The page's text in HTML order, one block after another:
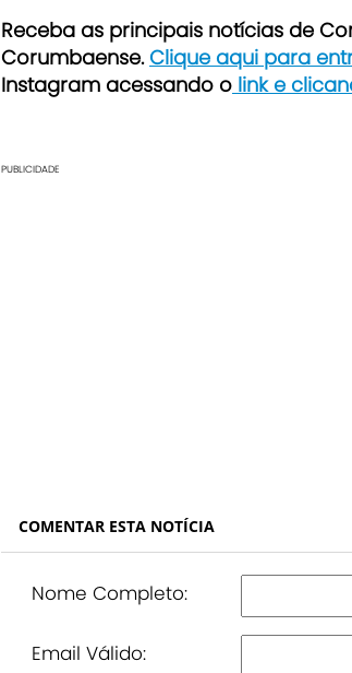
Receba as principais notícias de
Corumbaense.Clique aqui para
Instagram acessando o link e
PUBLICIDADE
COMENTAR ESTA NOTÍCIA
Nome Completo:
Email Válido: